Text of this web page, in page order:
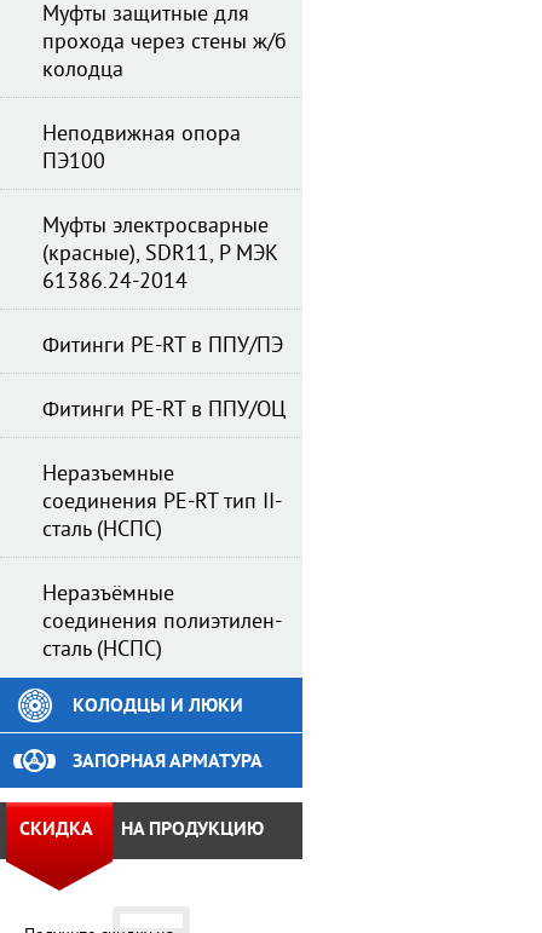
Муфты защитные для
прохода через стены ж/б
колодца
Неподвижная опора
ПЭ100
Муфты электросварные
(красные), SDR11, Р МЭК
61386.24-2014
Фитинги PE-RT в ППУ/ПЭ
Фитинги PE-RT в ППУ/ОЦ
Неразъемные
соединения PE-RT тип II-
сталь (НСПС)
Неразъёмные
соединения полиэтилен-
сталь (НСПС)
КОЛОДЦЫ И ЛЮКИ
ЗАПОРНАЯ АРМАТУРА
СКИДКА НА ПРОДУКЦИЮ